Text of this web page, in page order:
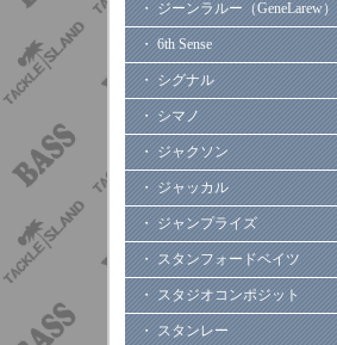
・ ジーンラルー（GeneLarew）
・ 6th Sense
・ シグナル
・ シマノ
・ ジャクソン
・ ジャッカル
・ ジャンプライズ
・ スタンフォードベイツ
・ スタジオコンポジット
・ スタンレー